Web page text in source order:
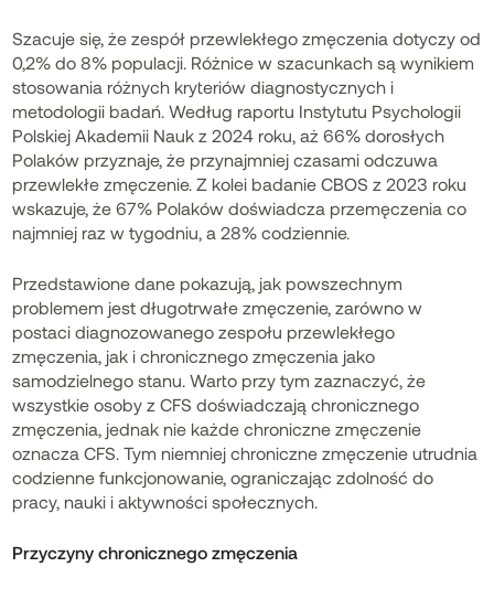
Szacuje się, że zespół przewlekłego zmęczenia dotyczy od
0,2% do 8% populacji. Różnice w szacunkach są wynikiem
stosowania różnych kryteriów diagnostycznych i
metodologii badań. Według raportu Instytutu Psychologii
Polskiej Akademii Nauk z 2024 roku, aż 66% dorosłych
Polaków przyznaje, że przynajmniej czasami odczuwa
przewlekłe zmęczenie. Z kolei badanie CBOS z 2023 roku
wskazuje, że 67% Polaków doświadcza przemęczenia co
najmniej raz w tygodniu, a 28% codziennie.
Przedstawione dane pokazują, jak powszechnym
problemem jest długotrwałe zmęczenie, zarówno w
postaci diagnozowanego zespołu przewlekłego
zmęczenia, jak i chronicznego zmęczenia jako
samodzielnego stanu. Warto przy tym zaznaczyć, że
wszystkie osoby z CFS doświadczają chronicznego
zmęczenia, jednak nie każde chroniczne zmęczenie
oznacza CFS. Tym niemniej chroniczne zmęczenie utrudnia
codzienne funkcjonowanie, ograniczając zdolność do
pracy, nauki i aktywności społecznych.
Przyczyny chronicznego zmęczenia